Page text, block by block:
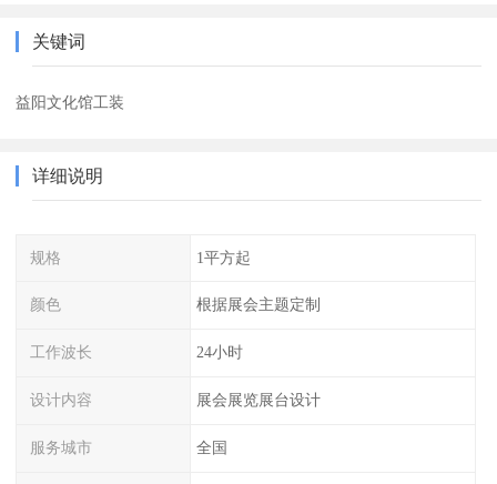
关键词
益阳文化馆工装
详细说明
规格 1平方起
颜色 根据展会主题定制
工作波长 24小时
设计内容 展会展览展台设计
服务城市 全国